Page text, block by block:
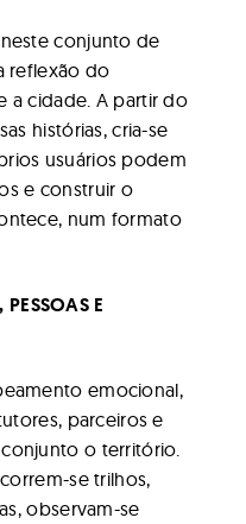
conjunto de
reflexão do
a cidade. A partir do
histórias, cria-se
usuários podem
e construir o
num formato
E
emocional,
parceiros e
o território.
se trilhos,
observam-se